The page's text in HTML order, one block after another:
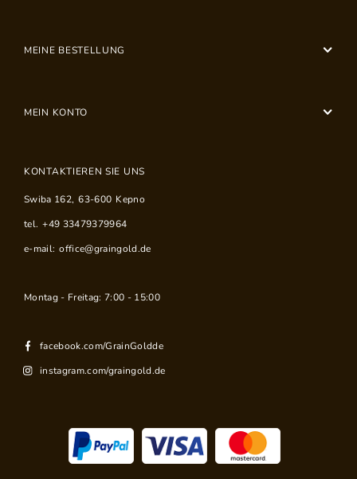
MEINE BESTELLUNG
MEIN KONTO
KONTAKTIEREN SIE UNS
Swiba 162, 63-600 Kepno
tel. +49 33479379964
e-mail: office@graingold.de
Montag - Freitag: 7:00 - 15:00
facebook.com/GrainGoldde
instagram.com/graingold.de